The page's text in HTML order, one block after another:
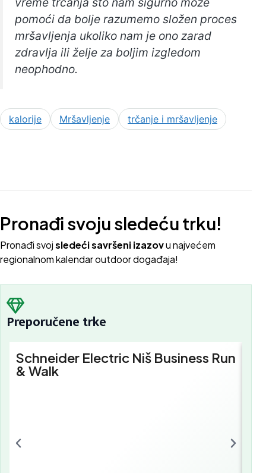
pomoći da bolje razumemo složen proces
mršavljenja ukoliko nam je ono zarad
zdravlja ili želje za boljim izgledom
neophodno.
kalorije Mršavljenje trčanje i mršavljenje
Pronađi svoju sledeću trku!
Pronađi svojsledeći savršeni izazovu najvećem
regionalnom kalendar outdoor događaja!
Preporučene trke
Schneider Electric Niš Business Run
& Walk